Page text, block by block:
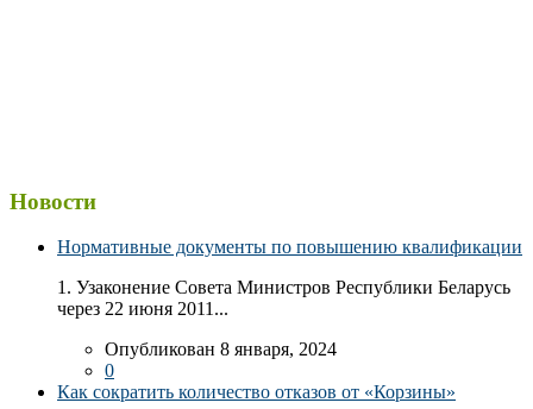
Новости
Нормативные документы по повышению квалификации
1. Узаконение Совета Министров Республики Беларусь
через 22 июня 2011...
Опубликован 8 января, 2024
0
Как сократить количество отказов от «Корзины»